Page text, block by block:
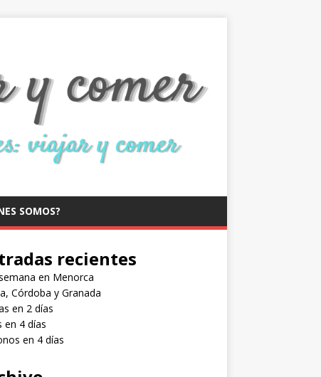
SOMOS?
recientes
en Menorca
Córdoba y Granada
en 2 días
en 4 días
en 4 días